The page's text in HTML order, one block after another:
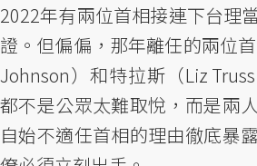
2022年有兩位首相接連下台理
證。但偏偏，那年離任的兩位
Johnson）和特拉斯（Liz
都不是公眾太難取悅，而是兩
自始不適任首相的理由徹底暴